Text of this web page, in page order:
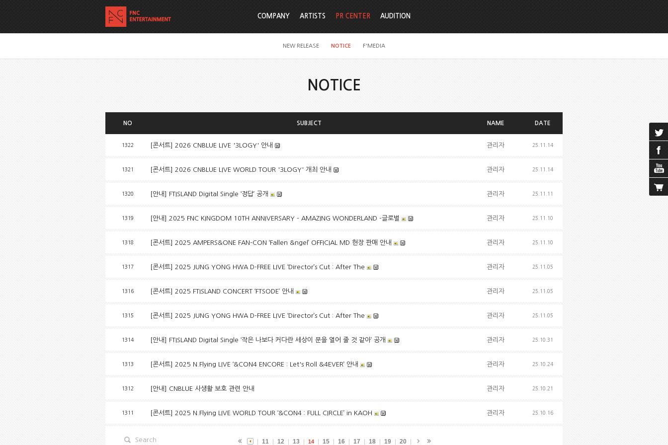
COMPANY ARTISTS PR CENTER
NEW RELEASE NOTICE F'MEDIA
AUDITION
NOTICE
NO SUBJECT NAME DATE
1322 [콘서트] 2026 CNBLUE LIVE '3LOGY' 안내 관리자 25.11.14
1321 [콘서트] 2026 CNBLUE LIVE WORLD TOUR '3LOGY' 개최 안내 관리자 25.11.14
1320 [안내] FTISLAND Digital Single ‘정답’ 공개 관리자 25.11.11
1319 [안내] 2025 FNC KINGDOM 10TH ANNIVERSARY - AMAZING WONDERLAND -글로벌 관리자 25.11.10
1318 [콘서트] 2025 AMPERS&ONE FAN-CON ‘Fallen &ngel’ OFFICIAL MD 현장 판매 안내 관리자 25.11.10
1317 [콘서트] 2025 JUNG YONG HWA D-FREE LIVE ‘Director’s Cut : After The 관리자 25.11.05
1316 [콘서트] 2025 FTISLAND CONCERT ‘FTSODE’ 안내 관리자 25.11.05
1315 [콘서트] 2025 JUNG YONG HWA D-FREE LIVE ‘Director’s Cut : After The 관리자 25.11.05
1314 [안내] FTISLAND Digital Single ‘작은 나보다 커다란 세상이 문을 열어 줄 것 같아’ 공개 관리자 25.10.31
1313 [콘서트] 2025 N.Flying LIVE ‘&CON4 ENCORE : Let's Roll &4EVER’ 안내 관리자 25.10.24
1312 [안내] CNBLUE 사생활 보호 관련 안내 관리자 25.10.21
1311 [콘서트] 2025 N.Flying LIVE WORLD TOUR ‘&CON4 : FULL CIRCLE’ in KAOH 관리자 25.10.16
11 12 13 14 15 16 17 18 19 20
Search